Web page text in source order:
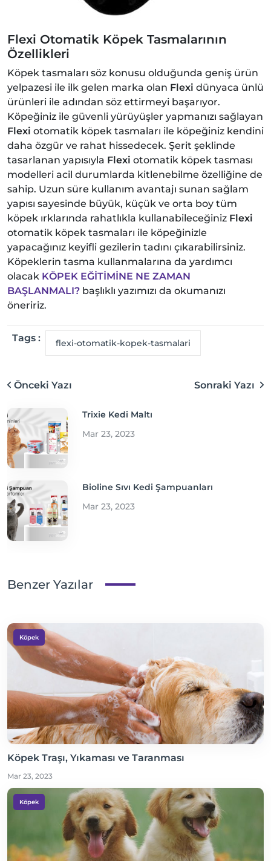
Flexi Otomatik Köpek Tasmalarının
Özellikleri
Köpek tasmaları söz konusu olduğunda geniş ürün
yelpazesi ile ilk gelen marka olan Flexi dünyaca ünlü
ürünleri ile adından söz ettirmeyi başarıyor.
Köpeğiniz ile güvenli yürüyüşler yapmanızı sağlayan
Flexi otomatik köpek tasmaları ile köpeğiniz kendini
daha özgür ve rahat hissedecek. Şerit şeklinde
tasarlanan yapısıyla Flexi otomatik köpek tasması
modelleri acil durumlarda kitlenebilme özelliğine de
sahip. Uzun süre kullanım avantajı sunan sağlam
yapısı sayesinde büyük, küçük ve orta boy tüm
köpek ırklarında rahatlıkla kullanabileceğiniz Flexi
otomatik köpek tasmaları ile köpeğinizle
yapacağınız keyifli gezilerin tadını çıkarabilirsiniz.
Köpeklerin tasma kullanmalarına da yardımcı
olacak KÖPEK EĞİTİMİNE NE ZAMAN
BAŞLANMALI? başlıklı yazımızı da okumanızı
öneririz.
Tags : flexi-otomatik-kopek-tasmalari
Önceki Yazı Sonraki Yazı
Trixie Kedi Maltı
Mar 23, 2023
Bioline Sıvı Kedi Şampuanları
Mar 23, 2023
Benzer Yazılar
Köpek
Köpek Traşı, Yıkaması ve Taranması
Mar 23, 2023
Köpek